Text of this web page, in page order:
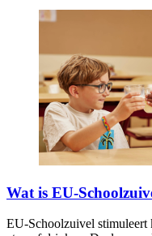
Wat is EU-
EU-Schoolzuivel stimuleert